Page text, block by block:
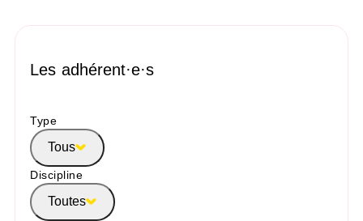
Les adhérent·e·s
Type
Tous
Discipline
Toutes